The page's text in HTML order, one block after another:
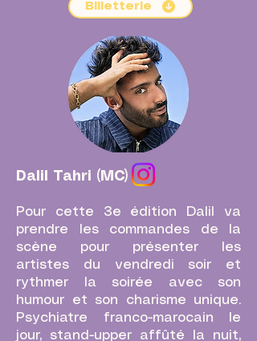
Billetterie
Dalil Tahri (MC)
Pour cette 3e édition Dalil va
prendre les commandes de la
scène pour présenter les
artistes du vendredi soir et
rythmer la soirée avec son
humour et son charisme unique.
Psychiatre franco-marocain le
jour, stand-upper affûté la nuit,